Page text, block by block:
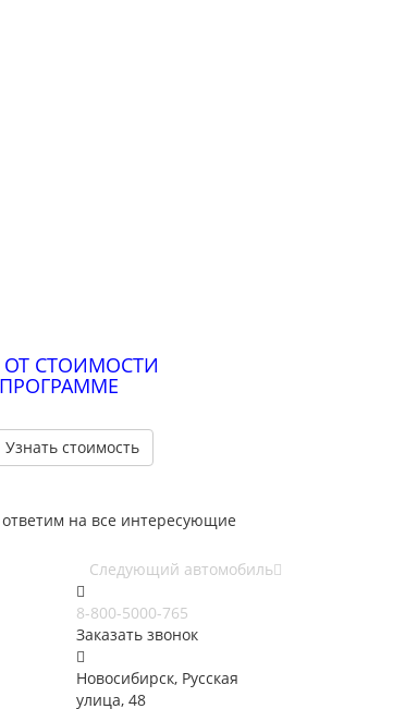
ОТ СТОИМОСТИ
Узнать стоимость
на все интересующие
Следующий автомобиль
8-800-5000-765
Заказать звонок
Новосибирск, Русская
улица, 48